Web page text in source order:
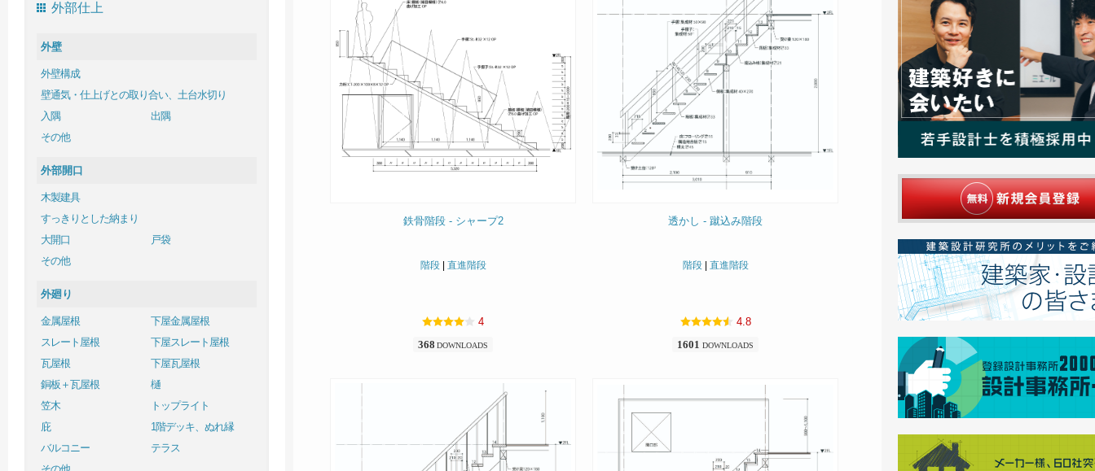
外部仕上
外壁
外壁構成
壁通気・仕上げとの取り合い、土台水切り
入隅
出隅
その他
外部開口
木製建具
すっきりとした納まり
大開口
戸袋
その他
外廻り
金属屋根
下屋金属屋根
スレート屋根
下屋スレート屋根
瓦屋根
下屋瓦屋根
銅板＋瓦屋根
樋
笠木
トップライト
庇
1階デッキ、ぬれ縁
バルコニー
テラス
鉄骨階段 - シャープ2
階段| 直進階段
4
368 DOWNLOADS
透かし - 蹴込み階段
階段| 直進階段
4.8
1601 DOWNLOADS